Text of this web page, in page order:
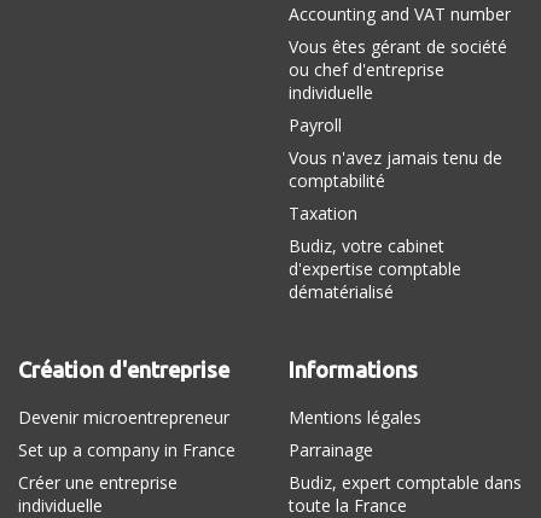
Accounting and VAT number
Vous êtes gérant de société
ou chef d'entreprise
individuelle
Payroll
Vous n'avez jamais tenu de
comptabilité
Taxation
Budiz, votre cabinet
d'expertise comptable
dématérialisé
Création d'entreprise
Devenir microentrepreneur
Set up a company in France
Créer une entreprise
individuelle
Informations
Mentions légales
Parrainage
Budiz, expert comptable dans
toute la France